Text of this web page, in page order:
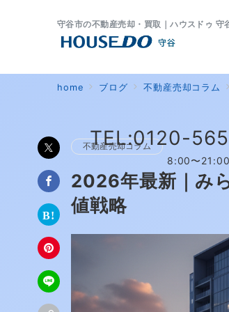
守谷市の不動産売却・買取｜ハウスドゥ 守
TEL:0120-
8:00〜
home ブログ 不動産売却コラム
不動産売却コラム
2026年最新｜み
値戦略